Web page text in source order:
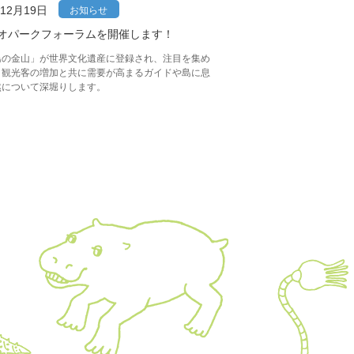
月19日 お知らせ
パークフォーラムを開催します！
金山」が世界文化遺産に登録され、注目を集め
光客の増加と共に需要が高まるガイドや島に息
ついて深堀りします。